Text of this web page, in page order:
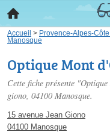
Accueil > Provence-Alpes-
Manosque
Optique Mont
Cette fiche présente
giono, 04100 Manosque.
15 avenue Jean Giono
04100 Manosque